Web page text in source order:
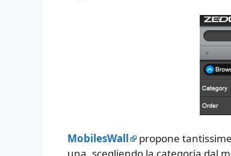
MobilesWall
propone
una, scegliendo la categoria dal